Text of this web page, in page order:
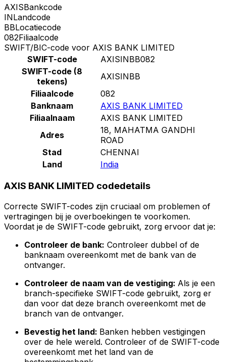
AXISBankcode
INLandcode
BBLocatiecode
082Filiaalcode
SWIFT/BIC-code voor AXIS BANK LIMITED
SWIFT-code
AXISINBB082
SWIFT-code (8
tekens)
AXISINBB
Filiaalcode
082
Banknaam
AXIS BANK LIMITED
Filiaalnaam
AXIS BANK LIMITED
Adres
18, MAHATMA GANDHI
ROAD
Stad
CHENNAI
Land
India
AXIS BANK LIMITED codedetails
Correcte SWIFT-codes zijn cruciaal om problemen of
vertragingen bij je overboekingen te voorkomen.
Voordat je de SWIFT-code gebruikt, zorg ervoor dat je:
Controleer de bank: Controleer dubbel of de
banknaam overeenkomt met de bank van de
ontvanger.
Controleer de naam van de vestiging: Als je een
branch-specifieke SWIFT-code gebruikt, zorg er
dan voor dat deze branch overeenkomt met de
branch van de ontvanger.
Bevestig het land: Banken hebben vestigingen
over de hele wereld. Controleer of de SWIFT-code
overeenkomt met het land van de